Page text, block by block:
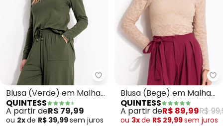
Quintess - Blusa (Verde) em
Blusa (Verde) em Malha
de Viscose
QUINTESS
A partir deR$ 79,99
ou 2xde R$ 39,99sem juros
Blusa (Bege) em Malha
Devorê
QUINTESS
A partir deR$ 89,99R$
ou 3xde R$ 29,99sem juros